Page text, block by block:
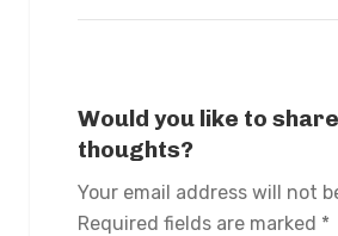
Would you like to
thoughts?
Your email address will not
Required fields are marked *